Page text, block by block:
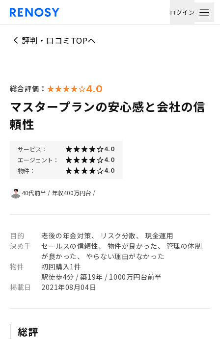
ログイン
評判・口コミTOPへ
総合評価： 4.0
マスタープランの安心感と会社の信
頼性
サービス： 4.0
エージェント： 4.0
物件： 4.0
40代前半 / 年収400万円台 /
目的
老後の年金対策、 リスク分散、 現金運用
決め手
セールスの信頼性、 物件が良かった、 管理の体制
が良かった、 やらない理由がなかった
物件
初回購入1件
駅徒歩4分 / 築19年 / 1000万円台前半
掲載日
2021年08月04日
総評